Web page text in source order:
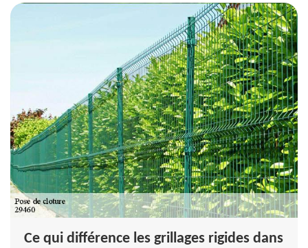
Ce qui différence les grillages rigides dans